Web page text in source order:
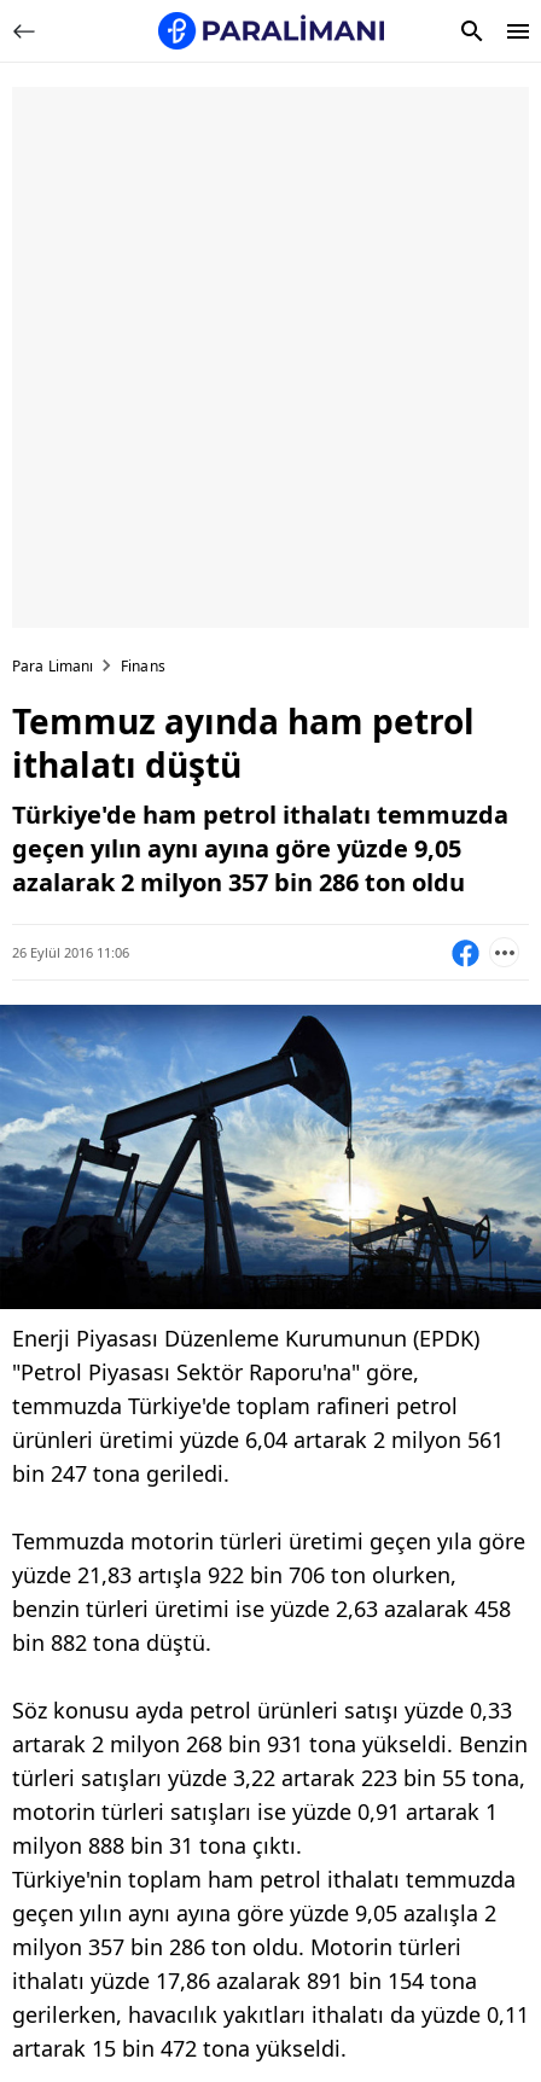
Para Limanı Finans
Temmuz ayında ham petrol
ithalatı düştü
Türkiye'de ham petrol ithalatı temmuzda
geçen yılın aynı ayına göre yüzde 9,05
azalarak 2 milyon 357 bin 286 ton oldu
26 Eylül 2016 11:06
Enerji Piyasası Düzenleme Kurumunun (EPDK)
"Petrol Piyasası Sektör Raporu'na" göre,
temmuzda Türkiye'de toplam rafineri petrol
ürünleri üretimi yüzde 6,04 artarak 2 milyon 561
bin 247 tona geriledi.
Temmuzda motorin türleri üretimi geçen yıla göre
yüzde 21,83 artışla 922 bin 706 ton olurken,
benzin türleri üretimi ise yüzde 2,63 azalarak 458
bin 882 tona düştü.
Söz konusu ayda petrol ürünleri satışı yüzde 0,33
artarak 2 milyon 268 bin 931 tona yükseldi. Benzin
türleri satışları yüzde 3,22 artarak 223 bin 55 tona,
motorin türleri satışları ise yüzde 0,91 artarak 1
milyon 888 bin 31 tona çıktı.
Türkiye'nin toplam ham petrol ithalatı temmuzda
geçen yılın aynı ayına göre yüzde 9,05 azalışla 2
milyon 357 bin 286 ton oldu. Motorin türleri
ithalatı yüzde 17,86 azalarak 891 bin 154 tona
gerilerken, havacılık yakıtları ithalatı da yüzde 0,11
artarak 15 bin 472 tona yükseldi.